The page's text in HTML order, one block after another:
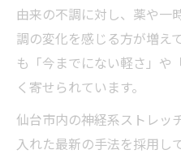
由来の不調に対し、薬や一
調の変化を感じる方が増え
も「今までにない軽さ」や
く寄せられています。
仙台市内の神経系ストレッ
入れた最新の手法を採用し